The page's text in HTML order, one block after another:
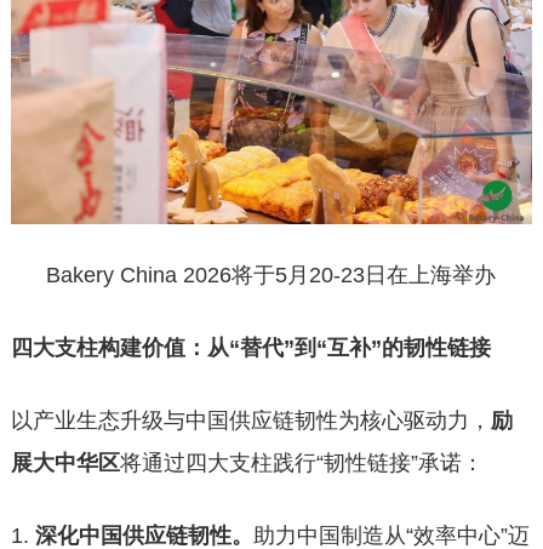
Bakery China 2026将于5月20-23日在上海举办
四大支柱构建价值：从“替代”到“互补”的韧性链接
以产业生态升级与中国供应链韧性为核心驱动力， 励
展大中华区将通过四大支柱践行“韧性链接”承诺：
1. 深化中国供应链韧性。
助力中国制造从“效率中心”迈